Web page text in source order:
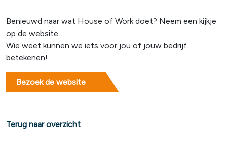
Benieuwd naar wat House of Work doet? Neem een kijkje
op de website.
Wie weet kunnen we iets voor jou of jouw bedrijf
betekenen!
Bezoek de website
Terug naar overzicht